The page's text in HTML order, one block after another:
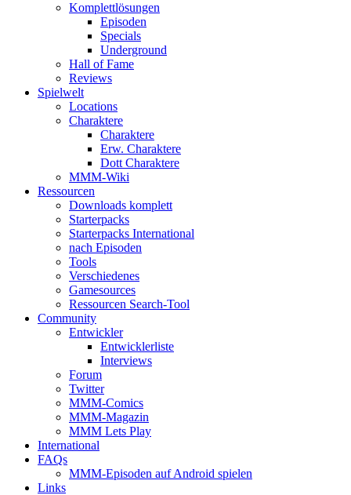
Komplettlösungen
Episoden
Specials
Underground
Hall of Fame
Reviews
Spielwelt
Locations
Charaktere
Charaktere
Erw. Charaktere
Dott Charaktere
MMM-Wiki
Ressourcen
Downloads komplett
Starterpacks
Starterpacks International
nach Episoden
Tools
Verschiedenes
Gamesources
Ressourcen Search-Tool
Community
Entwickler
Entwicklerliste
Interviews
Forum
Twitter
MMM-Comics
MMM-Magazin
MMM Lets Play
International
FAQs
MMM-Episoden auf Android spielen
Links